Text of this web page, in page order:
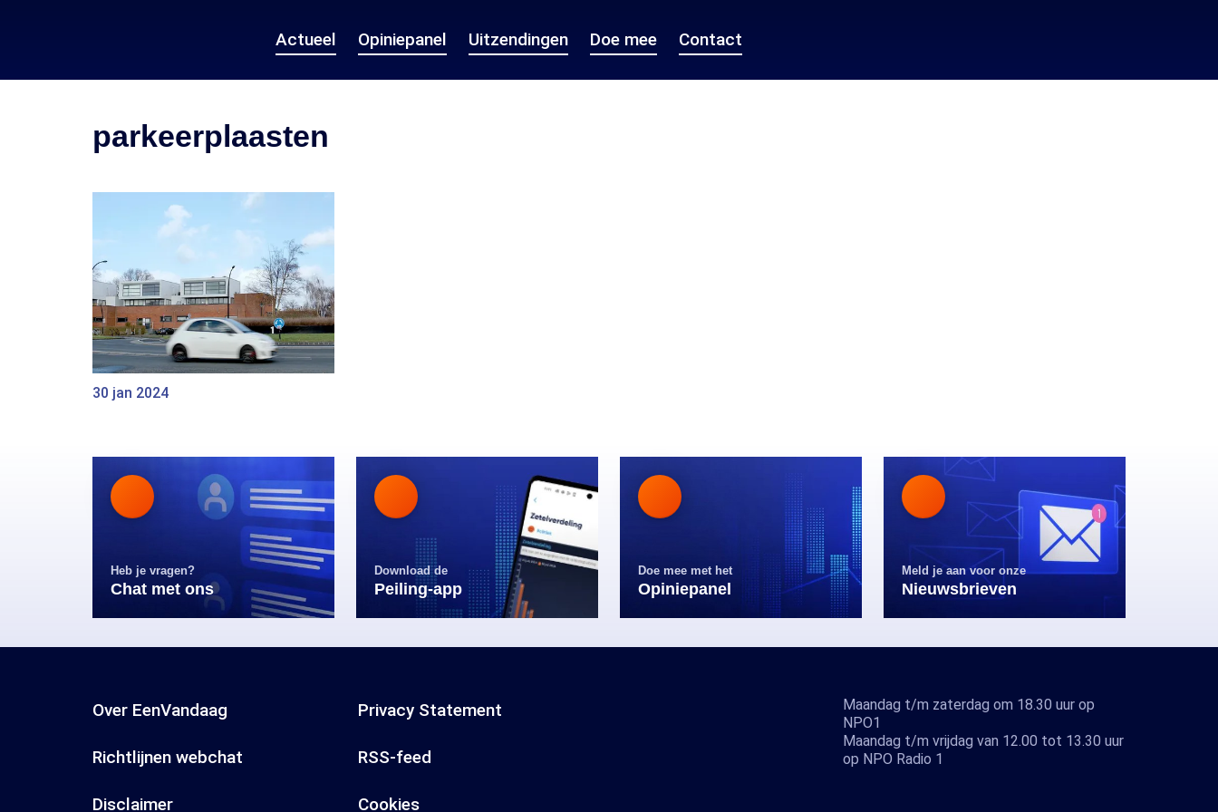
Actueel Opiniepanel Uitzendingen Doe mee Contact
parkeerplaasten
30 jan 2024
Heb je vragen?
Chat met ons
Download de
Peiling-app
Doe mee met het
Opiniepanel
Meld je aan voor onze
Nieuwsbrieven
Over EenVandaag Privacy Statement
Richtlijnen webchat RSS-feed
Disclaimer Cookies
Maandag t/m zaterdag om 18.30 uur op
NPO1
Maandag t/m vrijdag van 12.00 tot 13.30 uur
op NPO Radio 1